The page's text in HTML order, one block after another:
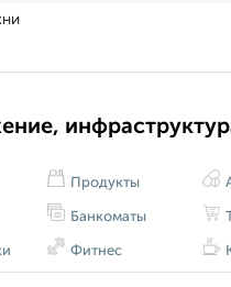
Продукты
Банкоматы
Фитнес